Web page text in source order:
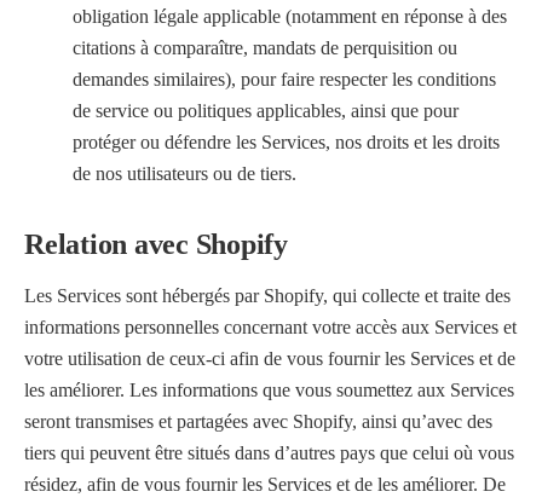
obligation légale applicable (notamment en réponse à des
citations à comparaître, mandats de perquisition ou
demandes similaires), pour faire respecter les conditions
de service ou politiques applicables, ainsi que pour
protéger ou défendre les Services, nos droits et les droits
de nos utilisateurs ou de tiers.
Relation avec Shopify
Les Services sont hébergés par Shopify, qui collecte et traite des
informations personnelles concernant votre accès aux Services et
votre utilisation de ceux-ci afin de vous fournir les Services et de
les améliorer. Les informations que vous soumettez aux Services
seront transmises et partagées avec Shopify, ainsi qu’avec des
tiers qui peuvent être situés dans d’autres pays que celui où vous
résidez, afin de vous fournir les Services et de les améliorer. De